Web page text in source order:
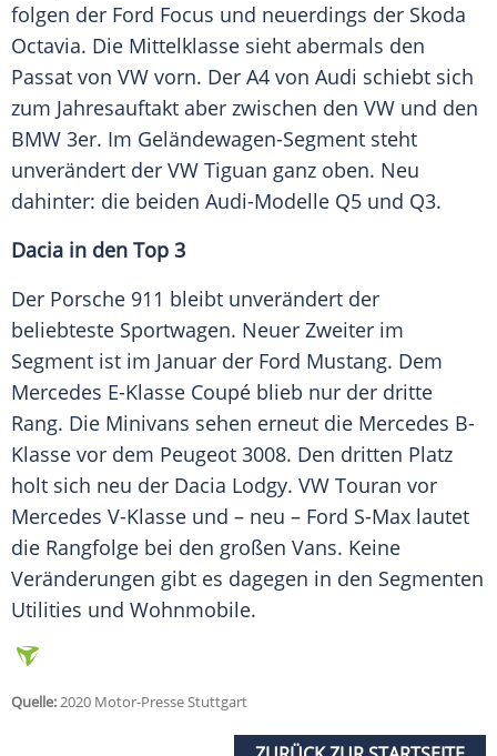
folgen der Ford Focus und neuerdings der Skoda
Octavia. Die Mittelklasse sieht abermals den
Passat von VW vorn. Der A4 von Audi schiebt sich
zum Jahresauftakt aber zwischen den VW und den
BMW 3er. Im Geländewagen-Segment steht
unverändert der VW Tiguan ganz oben. Neu
dahinter: die beiden Audi-Modelle Q5 und Q3.
Dacia in den Top 3
Der Porsche 911 bleibt unverändert der
beliebteste Sportwagen. Neuer Zweiter im
Segment ist im Januar der Ford Mustang. Dem
Mercedes E-Klasse Coupé blieb nur der dritte
Rang. Die Minivans sehen erneut die Mercedes B-
Klasse vor dem Peugeot 3008. Den dritten Platz
holt sich neu der Dacia Lodgy. VW Touran vor
Mercedes V-Klasse und – neu – Ford S-Max lautet
die Rangfolge bei den großen Vans. Keine
Veränderungen gibt es dagegen in den Segmenten
Utilities und Wohnmobile.
Quelle:2020 Motor-Presse Stuttgart